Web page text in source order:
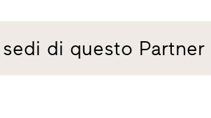
di questo Partner